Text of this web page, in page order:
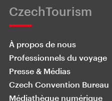
CzechTourism
À propos de nous
Professionnels du voyage
Presse & Médias
Czech Convention Bureau
Médiathèque numérique